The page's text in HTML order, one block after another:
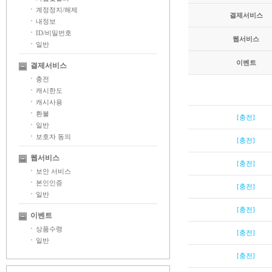
계정정지/해제
내정보
ID/비밀번호
일반
결제서비스
충전
캐시한도
캐시사용
환불
일반
보호자 동의
웹서비스
보안 서비스
본인인증
일반
이벤트
상품수령
일반
결제서비스
웹서비스
이벤트
[충전]
[충전]
[충전]
[충전]
[충전]
[충전]
[충전]